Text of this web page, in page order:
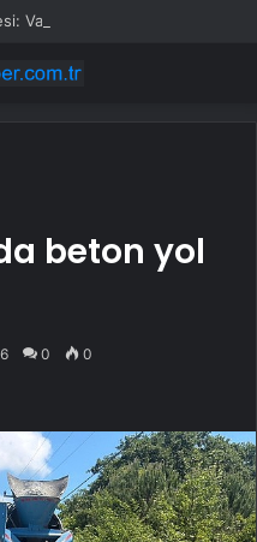
beton yol
0 0